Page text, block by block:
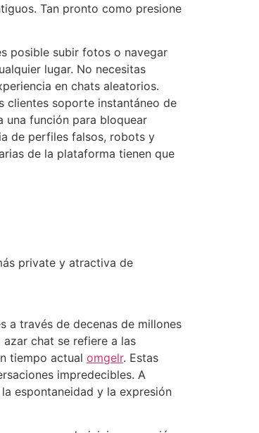
Tan pronto como presione
posible subir fotos o navegar
lugar. No necesitas
en chats aleatorios.
clientes soporte instantáneo de
una función para bloquear
de perfiles falsos, robots y
de la plataforma tienen que
private y atractiva de
a través de decenas de millones
chat se refiere a las
tiempo actual omgelr. Estas
impredecibles. A
espontaneidad y la expresión